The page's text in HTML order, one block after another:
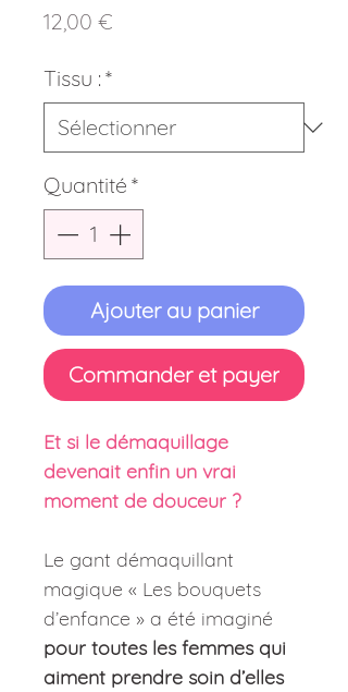
12,00 €
Tissu : *
Quantité *
Ajouter au panier
Commander et payer
Et si le démaquillage
devenait enfin un vrai
moment de douceur ?
Le gant démaquillant
magique « Les bouquets
d’enfance » a été imaginé
pour toutes les femmes qui
aiment prendre soin d’elles